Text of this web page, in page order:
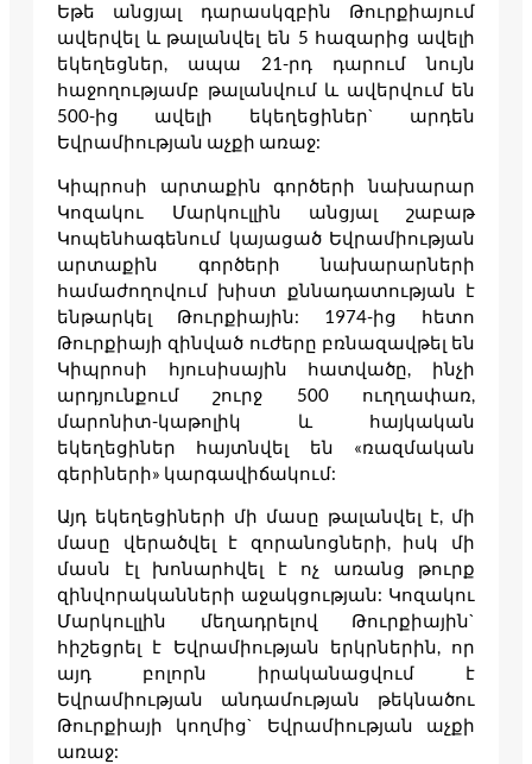
Եթե անցյալ դարասկզբին Թուրքիայում
ավերվել և թալանվել են 5 հազարից ավելի
եկեղեցներ, ապա 21-րդ դարում նույն
հաջողությամբ թալանվում և ավերվում են
500-ից ավելի եկեղեցիներ` արդեն
Եվրամիության աչքի առաջ:
Կիպրոսի արտաքին գործերի նախարար
Կոզակու Մարկուլլին անցյալ շաբաթ
Կոպենհագենում կայացած Եվրամիության
արտաքին գործերի նախարարների
համաժողովում խիստ քննադատության է
ենթարկել Թուրքիային: 1974-ից հետո
Թուրքիայի զինված ուժերը բռնազավթել են
Կիպրոսի հյուսիսային հատվածը, ինչի
արդյունքում շուրջ 500 ուղղափառ,
մարոնիտ-կաթոլիկ և հայկական
եկեղեցիներ հայտնվել են «ռազմական
գերիների» կարգավիճակում:
Այդ եկեղեցիների մի մասը թալանվել է, մի
մասը վերածվել է զորանոցների, իսկ մի
մասն էլ խոնարհվել է ոչ առանց թուրք
զինվորականների աջակցության: Կոզակու
Մարկուլլին մեղադրելով Թուրքիային`
հիշեցրել է Եվրամիության երկրներին, որ
այդ բոլորն իրականացվում է
Եվրամիության անդամության թեկնածու
Թուրքիայի կողմից` Եվրամիության աչքի
առաջ: